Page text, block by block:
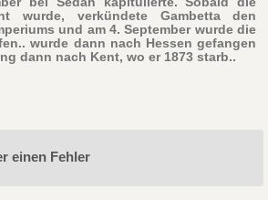
wurde, verkündete Gambetta den
und am 4. September wurde die
wurde dann nach Hessen gefangen
dann nach Kent, wo er 1873 starb..
einen Fehler